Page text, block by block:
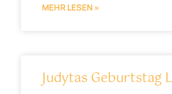
MEHR LESEN »
Judytas Geburtstag